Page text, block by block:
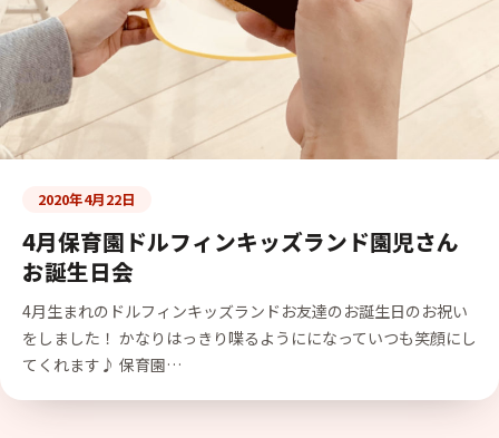
2020年4月22日
4月保育園ドルフィンキッズランド園児さん
お誕生日会
4月生まれのドルフィンキッズランドお友達のお誕生日のお祝い
をしました！ かなりはっきり喋るようにになっていつも笑顔にし
てくれます♪ 保育園…